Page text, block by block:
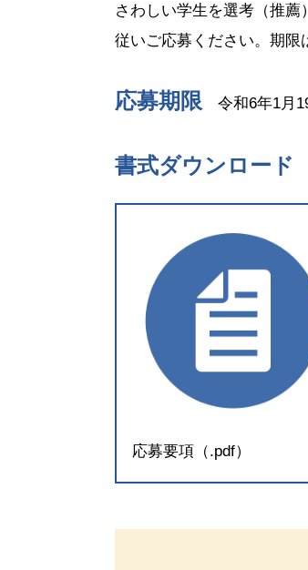
さわしい学生を選考（推
従いご応募ください。期限
応募期限 令和6年1月
書式ダウンロード
応募要項（.pdf）